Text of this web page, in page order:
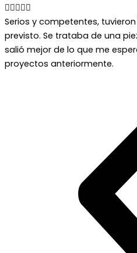

Serios y competentes,
previsto. Se trataba de una
salió mejor de lo que me
proyectos anteriormente.